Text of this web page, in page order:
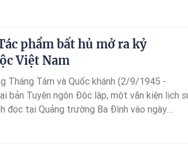
loại. Đó là chân lý: “Không có gì quý hơn
phẩm bất hủ mở ra kỷ
Việt Nam
Tháng Tám và Quốc khánh (2/9/1945 -
bản Tuyên ngôn Độc lập, một văn kiện lịch
đọc tại Quảng trường Ba Đình vào ngày